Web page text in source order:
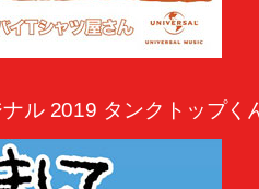
ル 2019 タンクトップく